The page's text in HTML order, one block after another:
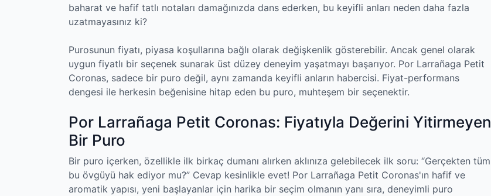
baharat ve hafif tatlı notaları damağınızda dans ederken, bu keyifli anları neden daha fazla
uzatmayasınız ki?
Purosunun fiyatı, piyasa koşullarına bağlı olarak değişkenlik gösterebilir. Ancak genel olarak
uygun fiyatlı bir seçenek sunarak üst düzey deneyim yaşatmayı başarıyor. Por Larrañaga Petit
Coronas, sadece bir puro değil, aynı zamanda keyifli anların habercisi. Fiyat-performans
dengesi ile herkesin beğenisine hitap eden bu puro, muhteşem bir seçenektir.
Por Larrañaga Petit Coronas: Fiyatıyla Değerini Yitirmeyen
Bir Puro
Bir puro içerken, özellikle ilk birkaç dumanı alırken aklınıza gelebilecek ilk soru: “Gerçekten tüm
bu övgüyü hak ediyor mu?” Cevap kesinlikle evet! Por Larrañaga Petit Coronas'ın hafif ve
aromatik yapısı, yeni başlayanlar için harika bir seçim olmanın yanı sıra, deneyimli puro